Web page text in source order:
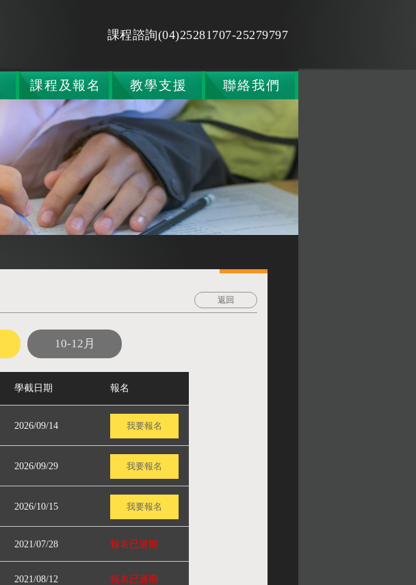
課程諮詢(04)25281707-25279797
課程及報名 教學支援 聯絡我們
返回
10-12月
學截日期 報名
2026/09/14 我要報名
2026/09/29 我要報名
2026/10/15 我要報名
2021/07/28 報名已過期
2021/08/12 報名已過期